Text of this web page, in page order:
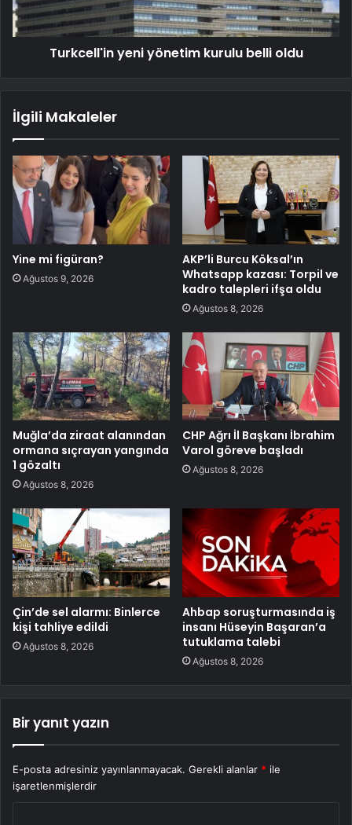
Turkcell'in yeni yönetim kurulu belli oldu
İlgili Makaleler
Yine mi figüran?
Ağustos 9, 2026
AKP’li Burcu Köksal’ın
Whatsapp kazası: Torpil ve
kadro talepleri ifşa oldu
Ağustos 8, 2026
Muğla’da ziraat alanından
ormana sıçrayan yangında
1 gözaltı
Ağustos 8, 2026
CHP Ağrı İl Başkanı İbrahim
Varol göreve başladı
Ağustos 8, 2026
Çin’de sel alarmı: Binlerce
kişi tahliye edildi
Ağustos 8, 2026
Ahbap soruşturmasında iş
insanı Hüseyin Başaran’a
tutuklama talebi
Ağustos 8, 2026
Bir yanıt yazın
E-posta adresiniz yayınlanmayacak. Gerekli alanlar * ile
işaretlenmişlerdir